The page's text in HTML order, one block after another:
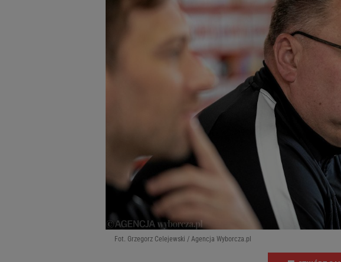
Fot. Grzegorz Celejewski / Agencja Wyborcza.pl